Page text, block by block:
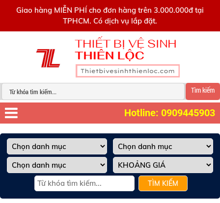
Giao hàng MIỄN PHÍ cho đơn hàng trên 3.000.000đ tại
TPHCM. Có dịch vụ lắp đặt.
Tìm kiếm
Hotline: 0909445903
TÌM KIẾM
0909445903